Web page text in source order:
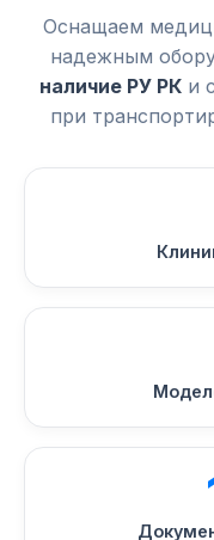
Оснащаем
надежным
наличие РУ РК и
при